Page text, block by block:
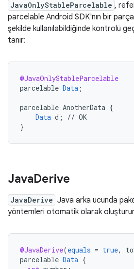
JavaOnlyStableParcelable ,
parcelable Android SDK'nın bir
şekilde kullanılabildiğinde kontrolü
tanır:
@JavaOnlyStableParcelable
parcelable Data ;
parcelable AnotherData {
Data d ; // OK
}
JavaDerive
JavaDerive Java arka ucunda
yöntemleri otomatik olarak
@JavaDerive(equals = true,
parcelable Data {